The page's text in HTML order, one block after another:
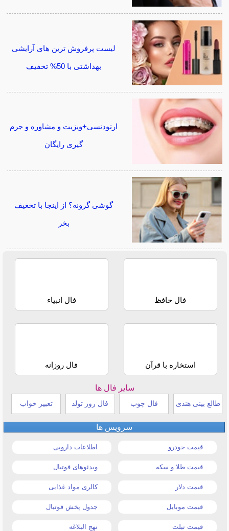
لیست پرفروش ترین های آرایشی
بهداشتی با 50% تخفیف
ارتودنسی+ویزیت و مشاوره و جرم
گیری رایگان
گوشی گرونه؟ از اینجا با تخغیف
بخر
فال حافظ فال انبیاء
استخاره با قرآن فال روزانه
سایر فال ها
طالع بینی هندی فال چوب فال روز تولد تعبیر خواب
سرویس ها
قیمت خودرو اطلاعات دارویی
قیمت طلا و سکه ویدئوهای فوتبال
قیمت دلار کالری مواد غذایی
قیمت موبایل جدول پخش فوتبال
قیمت تبلت نهج البلاغه